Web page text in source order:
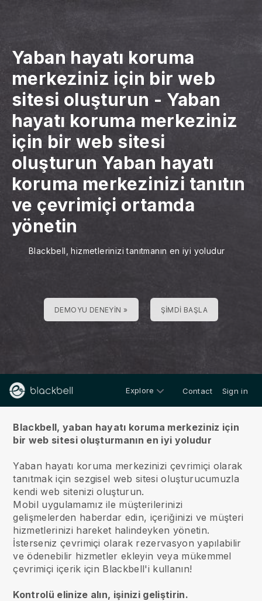
Yaban hayatı koruma
merkeziniz için bir web
sitesi oluşturun - Yaban
hayatı koruma merkeziniz
için bir web sitesi
oluşturun Yaban hayatı
koruma merkezinizi tanıtın
ve çevrimiçi ortamda
yönetin
Blackbell, hizmetlerinizi tanıtmanın en iyi yoludur
DEMOYU DENEYIN » ŞIMDI BAŞLA
Explore Contact Sign in
Blackbell, yaban hayatı koruma merkeziniz için
bir web sitesi oluşturmanın en iyi yoludur
Yaban hayatı koruma merkezinizi çevrimiçi olarak
tanıtmak için sezgisel web sitesi oluşturucumuzla
kendi web sitenizi oluşturun.
Mobil uygulamamız ile müşterilerinizi
gelişmelerden haberdar edin, içeriğinizi ve müşteri
hizmetlerinizi hareket halindeyken yönetin.
İsterseniz çevrimiçi olarak rezervasyon yapılabilir
ve ödenebilir hizmetler ekleyin veya mükemmel
çevrimiçi içerik için Blackbell'i kullanın!
Kontrolü elinize alın, işinizi geliştirin.